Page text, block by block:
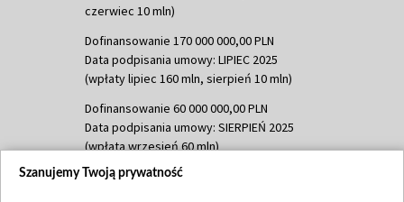
czerwiec 10 mln)
Dofinansowanie 170 000 000,00 PLN
Data podpisania umowy: LIPIEC 2025
(wpłaty lipiec 160 mln, sierpień 10 mln)
Dofinansowanie 60 000 000,00 PLN
Data podpisania umowy: SIERPIEŃ 2025
(wpłata wrzesień 60 mln)
Dofinansowanie 635 783 051,21 PLN
Szanujemy Twoją prywatność